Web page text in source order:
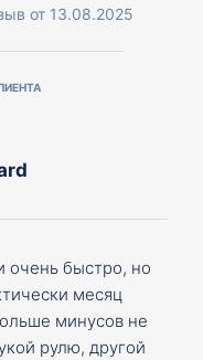
от 13.08.2025
очень быстро, но
месяц
минусов не
рулю, другой